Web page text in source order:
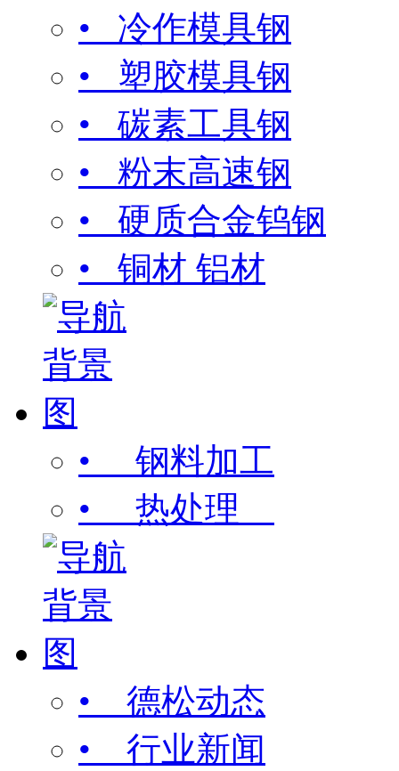
• 冷作模具钢
• 塑胶模具钢
• 碳素工具钢
• 粉末高速钢
• 硬质合金钨钢
• 铜材 铝材
• 钢料加工
• 热处理
• 德松动态
• 行业新闻